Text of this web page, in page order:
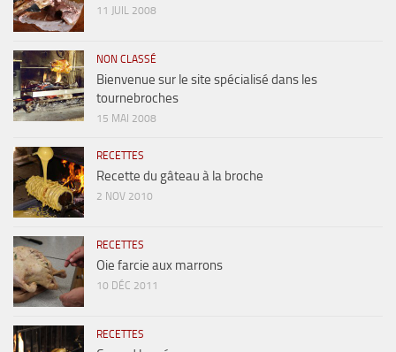
11 JUIL 2008
NON CLASSÉ
Bienvenue sur le site spécialisé dans les
tournebroches
15 MAI 2008
RECETTES
Recette du gâteau à la broche
2 NOV 2010
RECETTES
Oie farcie aux marrons
10 DÉC 2011
RECETTES